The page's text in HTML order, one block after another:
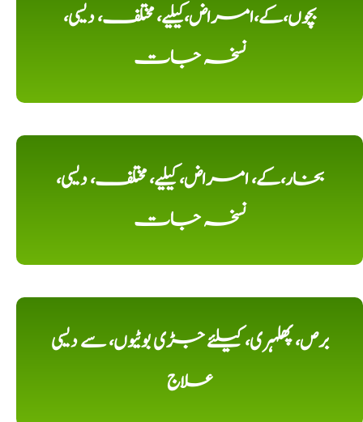
بچوں،کے،امراض،کیلیے، مختلف، دیسی،
نسخہ جات
بخار،کے، امراض، کیلیے، مختلف، دیسی،
نسخہ جات
برص، پھلہری، کیلئے جڑی بوٹیوں، سے دیسی
علاج